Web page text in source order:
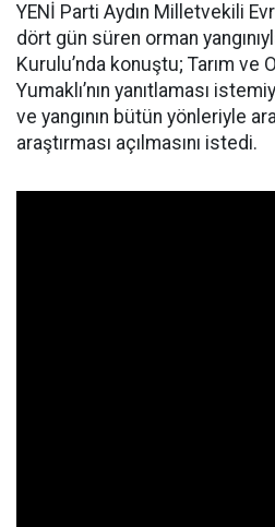
YENİ Parti Aydın Milletvekili
dört gün süren orman
Kurulu’nda konuştu; Tarım ve
Yumaklı’nın yanıtlaması
ve yangının bütün yönleriyle
araştırması açılmasını istedi.